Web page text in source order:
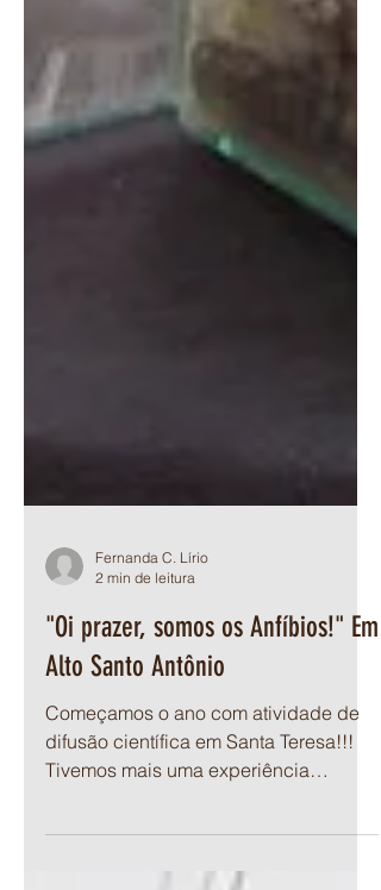
Fernanda C. Lírio
2 min de leitura
"Oi prazer, somos os Anfíbios!" Em
Alto Santo Antônio
Tivemos mais uma experiência